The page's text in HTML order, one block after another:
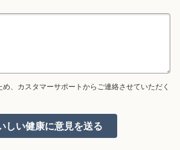
、カスタマーサポートからご連絡させていただく